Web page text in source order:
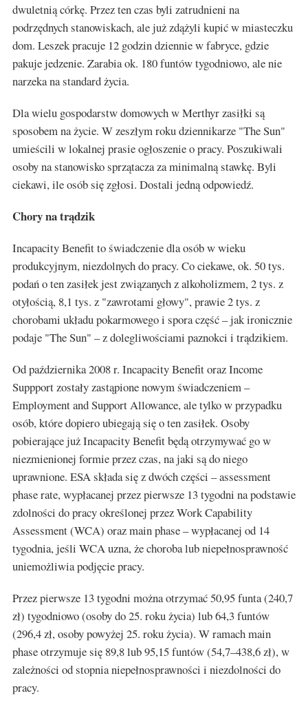
dwuletnią córkę. Przez ten czas byli zatrudnieni na
podrzędnych stanowiskach, ale już zdążyli kupić w miasteczku
dom. Leszek pracuje 12 godzin dziennie w fabryce, gdzie
pakuje jedzenie. Zarabia ok. 180 funtów tygodniowo, ale nie
narzeka na standard życia.
Dla wielu gospodarstw domowych w Merthyr zasiłki są
sposobem na życie. W zeszłym roku dziennikarze "The Sun"
umieścili w lokalnej prasie ogłoszenie o pracy. Poszukiwali
osoby na stanowisko sprzątacza za minimalną stawkę. Byli
ciekawi, ile osób się zgłosi. Dostali jedną odpowiedź.
Chory na trądzik
Incapacity Benefit to świadczenie dla osób w wieku
produkcyjnym, niezdolnych do pracy. Co ciekawe, ok. 50 tys.
podań o ten zasiłek jest związanych z alkoholizmem, 2 tys. z
otyłością, 8,1 tys. z "zawrotami głowy", prawie 2 tys. z
chorobami układu pokarmowego i spora część – jak ironicznie
podaje "The Sun" – z dolegliwościami paznokci i trądzikiem.
Od października 2008 r. Incapacity Benefit oraz Income
Suppport zostały zastąpione nowym świadczeniem –
Employment and Support Allowance, ale tylko w przypadku
osób, które dopiero ubiegają się o ten zasiłek. Osoby
pobierające już Incapacity Benefit będą otrzymywać go w
niezmienionej formie przez czas, na jaki są do niego
uprawnione. ESA składa się z dwóch części – assessment
phase rate, wypłacanej przez pierwsze 13 tygodni na podstawie
zdolności do pracy określonej przez Work Capability
Assessment (WCA) oraz main phase – wypłacanej od 14
tygodnia, jeśli WCA uzna, że choroba lub niepełnosprawność
uniemożliwia podjęcie pracy.
Przez pierwsze 13 tygodni można otrzymać 50,95 funta (240,7
zł) tygodniowo (osoby do 25. roku życia) lub 64,3 funtów
(296,4 zł, osoby powyżej 25. roku życia). W ramach main
phase otrzymuje się 89,8 lub 95,15 funtów (54,7–438,6 zł), w
zależności od stopnia niepełnosprawności i niezdolności do
pracy.